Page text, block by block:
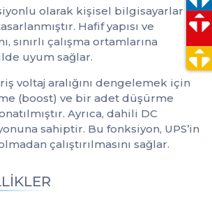
olarak kişisel bilgisayarlar
Hafif yapısı ve
sınırlı çalışma ortamlarına
uyum sağlar.
voltaj aralığını dengelemek için
(boost) ve bir adet düşürme
Ayrıca, dahili DC
sahiptir. Bu fonksiyon, UPS’in
çalıştırılmasını sağlar.